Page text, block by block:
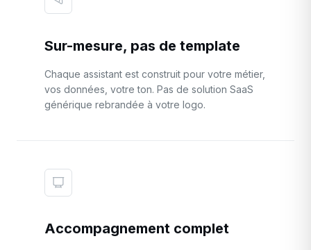
Sur-mesure, pas de template
Chaque assistant est construit pour votre métier,
vos données, votre ton. Pas de solution SaaS
générique rebrandée à votre logo.
Accompagnement complet